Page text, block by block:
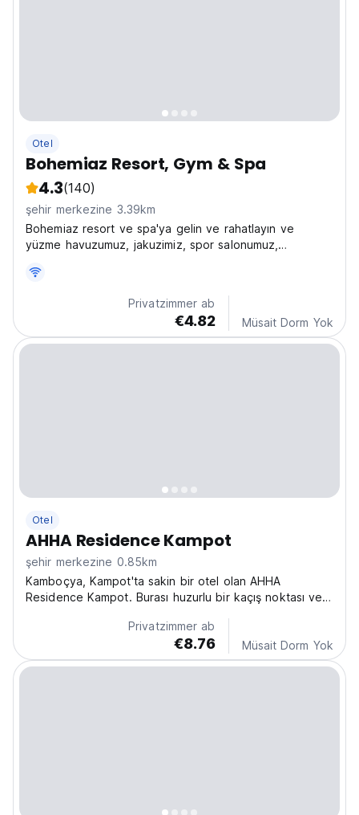
Otel
Bohemiaz Resort, Gym & Spa
4.3(140)
şehir merkezine 3.39km
Bohemiaz resort ve spa'ya gelin ve rahatlayın ve
yüzme havuzumuz, jakuzimiz, spor salonumuz,
bakımlarımızdan ücretsiz olarak yararlanın. Harika
Privatzimmer ab
€4.82 Müsait Dorm Yok
Otel
AHHA Residence Kampot
şehir merkezine 0.85km
Kamboçya, Kampot'ta sakin bir otel olan AHHA
Residence Kampot. Burası huzurlu bir kaçış noktası ve
keşfetmek için mükemmel bir üs. (Auto-translated from
Privatzimmer ab
€8.76 Müsait Dorm Yok